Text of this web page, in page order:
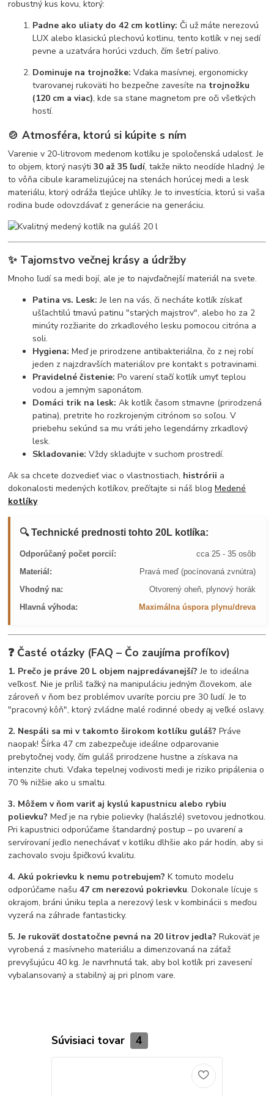
robustný kus kovu, ktorý:
Padne ako uliaty do 42 cm kotliny: Či už máte nerezovú
LUX alebo klasickú plechovú kotlinu, tento kotlík v nej sedí
pevne a uzatvára horúci vzduch, čím šetrí palivo.
Dominuje na trojnožke: Vďaka masívnej, ergonomicky
tvarovanej rukoväti ho bezpečne zavesíte na trojnožku
(120 cm a viac), kde sa stane magnetom pre oči všetkých
hostí.
🍲 Atmosféra, ktorú si kúpite s ním
Varenie v 20-litrovom medenom kotlíku je spoločenská udalosť. Je
to objem, ktorý nasýti30 až 35 ľudí, takže nikto neodíde hladný. Je
to vôňa cibule karamelizujúcej na stenách horúcej medi a lesk
materiálu, ktorý odráža tlejúce uhlíky. Je to investícia, ktorú si vaša
rodina bude odovzdávať z generácie na generáciu.
✨ Tajomstvo večnej krásy a údržby
Mnoho ľudí sa medi bojí, ale je to najvďačnejší materiál na svete.
Patina vs. Lesk: Je len na vás, či necháte kotlík získať
ušľachtilú tmavú patinu "starých majstrov", alebo ho za 2
minúty rozžiarite do zrkadlového lesku pomocou citróna a
soli.
Hygiena: Meď je prirodzene antibakteriálna, čo z nej robí
jeden z najzdravších materiálov pre kontakt s potravinami.
Pravidelné čistenie: Po varení stačí kotlík umyť teplou
vodou a jemným saponátom.
Domáci trik na lesk: Ak kotlík časom stmavne (prirodzená
patina), pretrite ho rozkrojeným citrónom so soľou. V
priebehu sekúnd sa mu vráti jeho legendárny zrkadlový
lesk.
Skladovanie: Vždy skladujte v suchom prostredí.
Ak sa chcete dozvedieť viac o vlastnostiach, histrórii a
dokonalosti medených kotlíkov, prečítajte si náš blogMedené
kotlíky
🔍 Technické prednosti tohto 20L kotlíka:
Odporúčaný počet porcií:
cca 25 - 35 osôb
Materiál:
Pravá meď (pocínovaná zvnútra)
Vhodný na:
Otvorený oheň, plynový horák
Hlavná výhoda:
Maximálna úspora plynu/dreva
❓ Časté otázky (FAQ – Čo zaujíma profíkov)
1. Prečo je práve 20 L objem najpredávanejší? Je to ideálna
veľkosť. Nie je príliš ťažký na manipuláciu jedným človekom, ale
zároveň v ňom bez problémov uvaríte porciu pre 30 ľudí. Je to
"pracovný kôň", ktorý zvládne malé rodinné obedy aj veľké oslavy.
2. Nespáli sa mi v takomto širokom kotlíku guláš? Práve
naopak! Šírka 47 cm zabezpečuje ideálne odparovanie
prebytočnej vody, čím guláš prirodzene hustne a získava na
intenzite chuti. Vďaka tepelnej vodivosti medi je riziko pripálenia o
70 % nižšie ako u smaltu.
3. Môžem v ňom variť aj kyslú kapustnicu alebo rybiu
polievku? Meď je na rybie polievky (halászlé) svetovou jednotkou.
Pri kapustnici odporúčame štandardný postup – po uvarení a
servírovaní jedlo nenechávať v kotlíku dlhšie ako pár hodín, aby si
zachovalo svoju špičkovú kvalitu.
4. Akú pokrievku k nemu potrebujem? K tomuto modelu
odporúčame našu47 cm nerezovú pokrievku. Dokonale lícuje s
okrajom, bráni úniku tepla a nerezový lesk v kombinácii s meďou
vyzerá na záhrade fantasticky.
5. Je rukoväť dostatočne pevná na 20 litrov jedla? Rukoväť je
vyrobená z masívneho materiálu a dimenzovaná na záťaž
prevyšujúcu 40 kg. Je navrhnutá tak, aby bol kotlík pri zavesení
vybalansovaný a stabilný aj pri plnom vare.
Súvisiaci tovar 4